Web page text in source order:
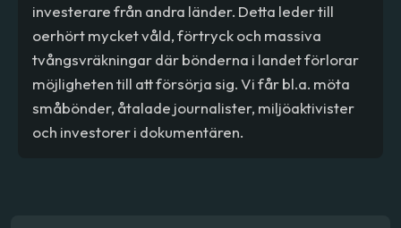
investerare från andra länder. Detta leder till
oerhört mycket våld, förtryck och massiva
tvångsvräkningar där bönderna i landet förlorar
möjligheten till att försörja sig. Vi får bl.a. möta
småbönder, åtalade journalister, miljöaktivister
och investorer i dokumentären.